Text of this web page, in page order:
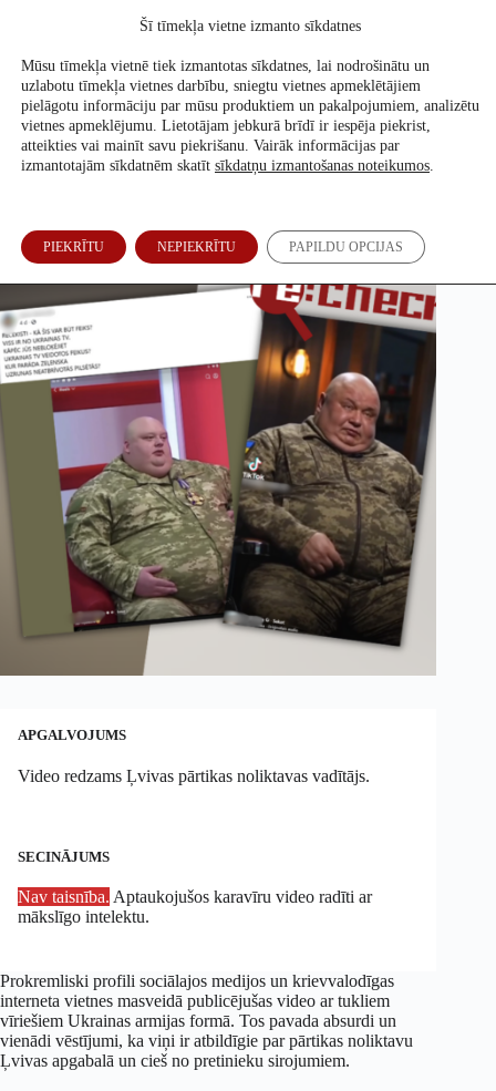
Atbalsti mūs
Ar mākslīgā intelekta video izsmej Ukrainas karavīrus
APGALVOJUMS
Video redzams Ļvivas pārtikas noliktavas vadītājs.
SECINĀJUMS
Nav taisnība. Aptaukojušos karavīru video radīti ar
mākslīgo intelektu.
Prokremliski profili sociālajos medijos un krievvalodīgas
interneta vietnes masveidā publicējušas video ar tukliem
vīriešiem Ukrainas armijas formā. Tos pavada absurdi un
vienādi vēstījumi, ka viņi ir atbildīgie par pārtikas noliktavu
Ļvivas apgabalā un cieš no pretinieku sirojumiem.
Šī tīmekļa vietne izmanto sīkdatnes
Mūsu tīmekļa vietnē tiek izmantotas sīkdatnes, lai nodrošinātu un
uzlabotu tīmekļa vietnes darbību, sniegtu vietnes apmeklētājiem
pielāgotu informāciju par mūsu produktiem un pakalpojumiem, analizētu
vietnes apmeklējumu. Lietotājam jebkurā brīdī ir iespēja piekrist,
atteikties vai mainīt savu piekrišanu. Vairāk informācijas par
izmantotajām sīkdatnēm skatīt sīkdatņu izmantošanas noteikumos.
PIEKRĪTU NEPIEKRĪTU PAPILDU OPCIJAS